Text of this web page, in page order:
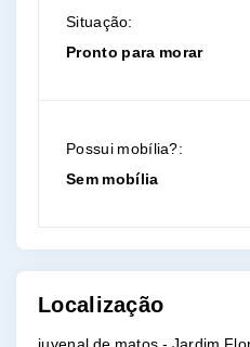
Situação:
Pronto para morar
Possui mobília?:
Sem mobília
Localização